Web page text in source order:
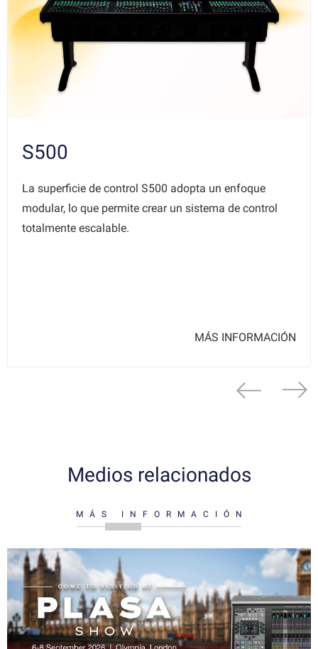
S500
La superficie de control S500 adopta un enfoque
modular, lo que permite crear un sistema de control
totalmente escalable.
MÁS INFORMACIÓN
Medios relacionados
MÁS INFORMACIÓN